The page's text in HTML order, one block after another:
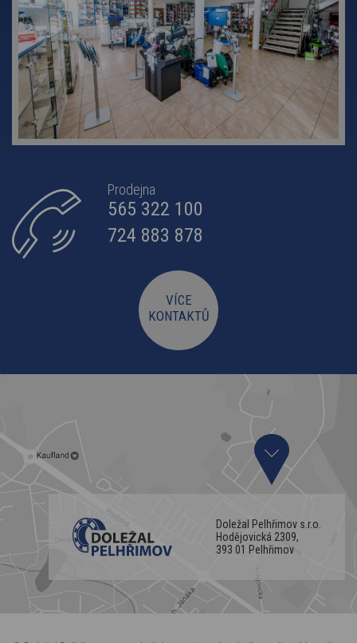
Prodejna
565 322 100
724 883 878
VÍCE
KONTAKTŮ
Doležal Pelhřimov s.r.o.
Hodějovická 2309,
393 01 Pelhřimov